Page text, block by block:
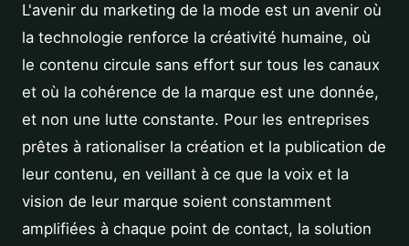
L'avenir du marketing de la mode est un avenir où
la technologie renforce la créativité humaine, où
le contenu circule sans effort sur tous les canaux
et où la cohérence de la marque est une donnée,
et non une lutte constante. Pour les entreprises
prêtes à rationaliser la création et la publication de
leur contenu, en veillant à ce que la voix et la
vision de leur marque soient constamment
amplifiées à chaque point de contact, la solution